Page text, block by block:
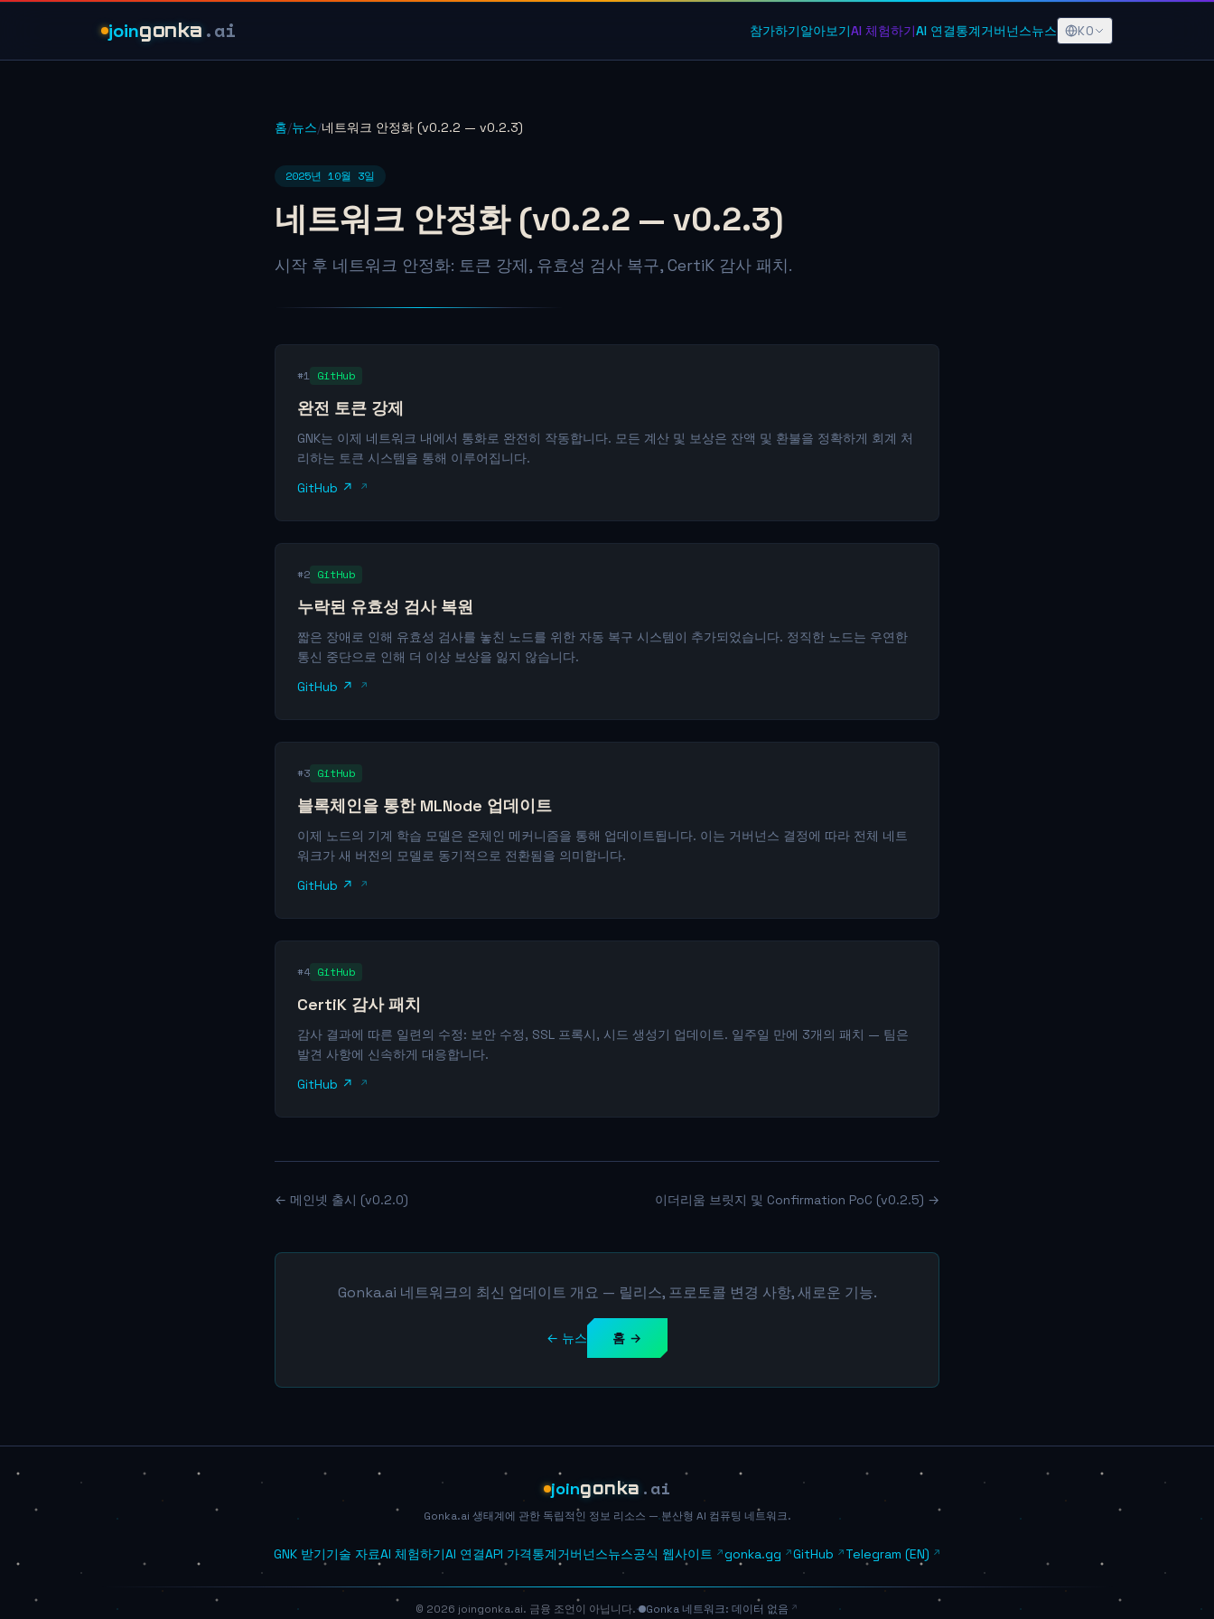
joingonka .ai 참가하기알아보기AI 체험하기AI 연결통계거버넌스뉴스 KO
홈/뉴스/네트워크 안정화 (v0.2.2 — v0.2.3)
2025년 10월 3일
네트워크 안정화 (v0.2.2 — v0.2.3)
시작 후 네트워크 안정화: 토큰 강제, 유효성 검사 복구, CertiK 감사 패치.
#1 GitHub
완전 토큰 강제
GNK는 이제 네트워크 내에서 통화로 완전히 작동합니다. 모든 계산 및 보상은 잔액 및 환불을 정확하게 회계 처
리하는 토큰 시스템을 통해 이루어집니다.
GitHub ↗
#2 GitHub
누락된 유효성 검사 복원
짧은 장애로 인해 유효성 검사를 놓친 노드를 위한 자동 복구 시스템이 추가되었습니다. 정직한 노드는 우연한
통신 중단으로 인해 더 이상 보상을 잃지 않습니다.
GitHub ↗
#3 GitHub
블록체인을 통한 MLNode 업데이트
이제 노드의 기계 학습 모델은 온체인 메커니즘을 통해 업데이트됩니다. 이는 거버넌스 결정에 따라 전체 네트
워크가 새 버전의 모델로 동기적으로 전환됨을 의미합니다.
GitHub ↗
#4 GitHub
CertiK 감사 패치
감사 결과에 따른 일련의 수정: 보안 수정, SSL 프록시, 시드 생성기 업데이트. 일주일 만에 3개의 패치 — 팀은
발견 사항에 신속하게 대응합니다.
GitHub ↗
← 메인넷 출시 (v0.2.0) 이더리움 브릿지 및 Confirmation PoC (v0.2.5) →
Gonka.ai 네트워크의 최신 업데이트 개요 — 릴리스, 프로토콜 변경 사항, 새로운 기능.
← 뉴스 홈 →
joingonka .ai
Gonka.ai 생태계에 관한 독립적인 정보 리소스 — 분산형 AI 컴퓨팅 네트워크.
GNK 받기기술 자료AI 체험하기AI 연결API 가격통계거버넌스뉴스공식 웹사이트 gonka.gg GitHub Telegram (EN)
© 2026 joingonka.ai. 금융 조언이 아닙니다.· Gonka 네트워크: 데이터 없음